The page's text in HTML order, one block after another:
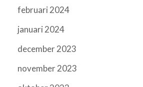
februari 2024
januari 2024
december 2023
november 2023